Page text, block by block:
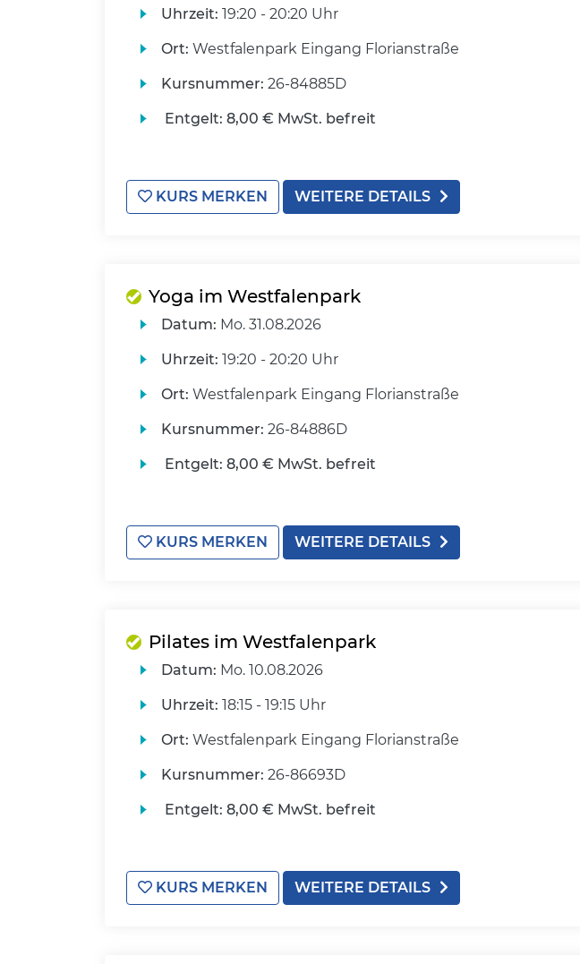
Uhrzeit: 19:20 - 20:20 Uhr
Ort: Westfalenpark Eingang Florianstraße
Kursnummer: 26-84885D
Entgelt: 8,00 € MwSt. befreit
KURS MERKEN WEITERE DETAILS
Yoga im Westfalenpark
Datum: Mo. 31.08.2026
Uhrzeit: 19:20 - 20:20 Uhr
Ort: Westfalenpark Eingang Florianstraße
Kursnummer: 26-84886D
Entgelt: 8,00 € MwSt. befreit
KURS MERKEN WEITERE DETAILS
Pilates im Westfalenpark
Datum: Mo. 10.08.2026
Uhrzeit: 18:15 - 19:15 Uhr
Ort: Westfalenpark Eingang Florianstraße
Kursnummer: 26-86693D
Entgelt: 8,00 € MwSt. befreit
KURS MERKEN WEITERE DETAILS